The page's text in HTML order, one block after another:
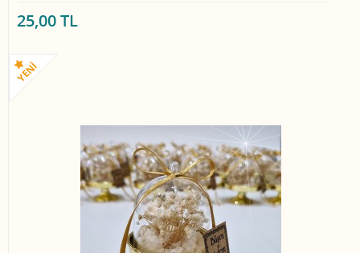
25,00 TL